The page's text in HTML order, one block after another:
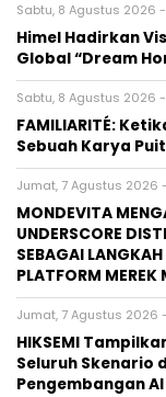
Sabtu, 8 Agustus 2026 -
Himel Hadirkan
Global “Dream
Sabtu, 8 Agustus 2026 -
FAMILIARITÉ:
Sebuah Karya
Jumat, 7 Agustus 2026
MONDEVITA
UNDERSCORE
SEBAGAI
PLATFORM MEREK
Jumat, 7 Agustus 2026 -
HIKSEMI
Seluruh Skenario
Pengembangan